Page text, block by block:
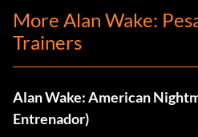
More Alan Wake:
Trainers
Alan Wake: American
Entrenador)